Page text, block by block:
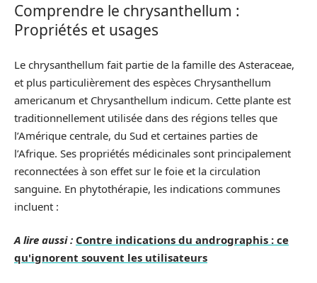
Comprendre le chrysanthellum :
Propriétés et usages
Le chrysanthellum fait partie de la famille des Asteraceae,
et plus particulièrement des espèces Chrysanthellum
americanum et Chrysanthellum indicum. Cette plante est
traditionnellement utilisée dans des régions telles que
l’Amérique centrale, du Sud et certaines parties de
l’Afrique. Ses propriétés médicinales sont principalement
reconnectées à son effet sur le foie et la circulation
sanguine. En phytothérapie, les indications communes
incluent :
A lire aussi : Contre indications du andrographis : ce
qu'ignorent souvent les utilisateurs